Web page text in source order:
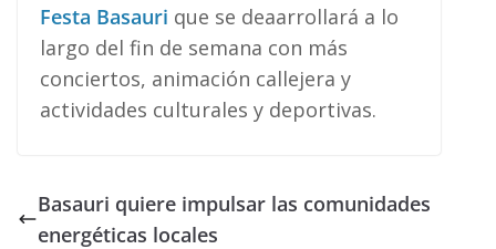
Festa Basauri que se deaarrollará a lo
largo del fin de semana con más
conciertos, animación callejera y
actividades culturales y deportivas.
Basauri quiere impulsar las comunidades
energéticas locales